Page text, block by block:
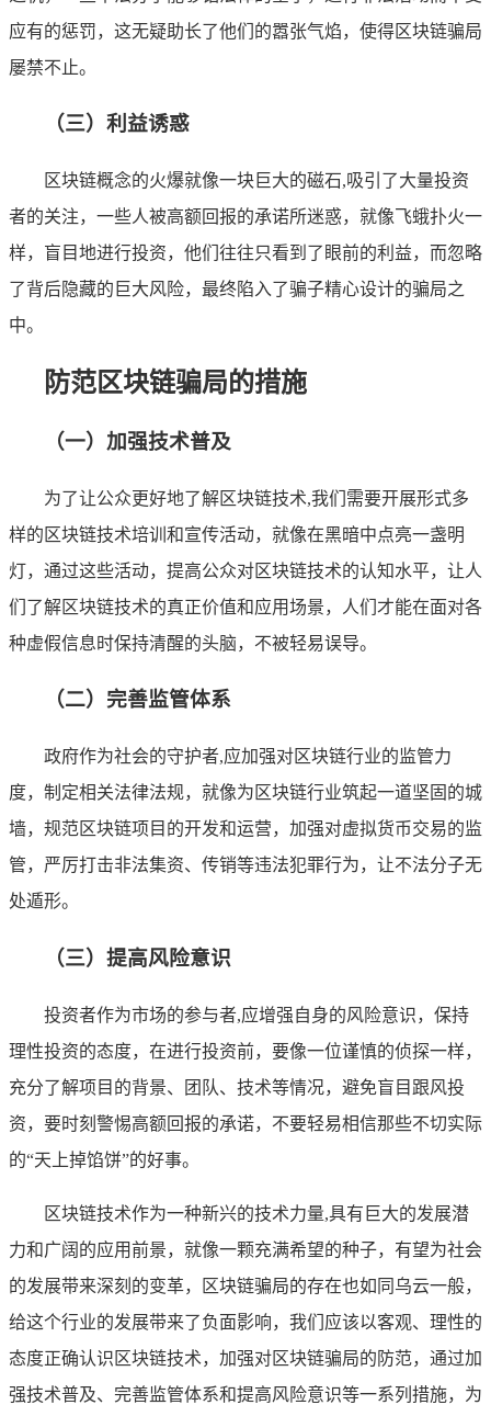
应有的惩罚，这无疑助长了他们的嚣张气焰，使得区块链骗局
屡禁不止。
（三）利益诱惑
区块链概念的火爆就像一块巨大的磁石,吸引了大量投资
者的关注，一些人被高额回报的承诺所迷惑，就像飞蛾扑火一
样，盲目地进行投资，他们往往只看到了眼前的利益，而忽略
了背后隐藏的巨大风险，最终陷入了骗子精心设计的骗局之
中。
防范区块链骗局的措施
（一）加强技术普及
为了让公众更好地了解区块链技术,我们需要开展形式多
样的区块链技术培训和宣传活动，就像在黑暗中点亮一盏明
灯，通过这些活动，提高公众对区块链技术的认知水平，让人
们了解区块链技术的真正价值和应用场景，人们才能在面对各
种虚假信息时保持清醒的头脑，不被轻易误导。
（二）完善监管体系
政府作为社会的守护者,应加强对区块链行业的监管力
度，制定相关法律法规，就像为区块链行业筑起一道坚固的城
墙，规范区块链项目的开发和运营，加强对虚拟货币交易的监
管，严厉打击非法集资、传销等违法犯罪行为，让不法分子无
处遁形。
（三）提高风险意识
投资者作为市场的参与者,应增强自身的风险意识，保持
理性投资的态度，在进行投资前，要像一位谨慎的侦探一样，
充分了解项目的背景、团队、技术等情况，避免盲目跟风投
资，要时刻警惕高额回报的承诺，不要轻易相信那些不切实际
的“天上掉馅饼”的好事。
区块链技术作为一种新兴的技术力量,具有巨大的发展潜
力和广阔的应用前景，就像一颗充满希望的种子，有望为社会
的发展带来深刻的变革，区块链骗局的存在也如同乌云一般，
给这个行业的发展带来了负面影响，我们应该以客观、理性的
态度正确认识区块链技术，加强对区块链骗局的防范，通过加
强技术普及、完善监管体系和提高风险意识等一系列措施，为